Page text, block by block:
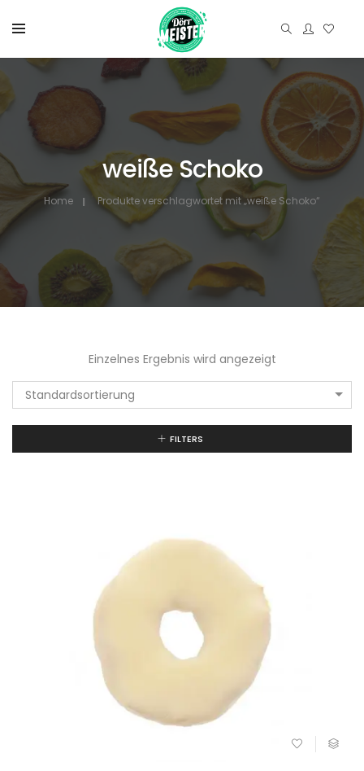
weiße Schoko
Home Produkte verschlagwortet mit „weiße Schoko“
Einzelnes Ergebnis wird angezeigt
Standardsortierung
FILTERS